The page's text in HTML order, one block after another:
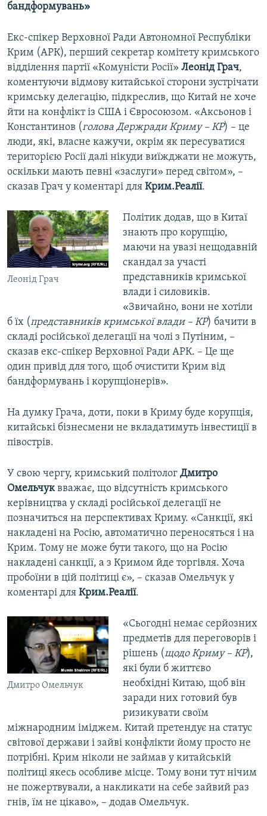
бандформувань»
Екс-спікер Верховної Ради Автономної Республіки
Крим (АРК), перший секретар комітету кримського
відділення партії «Комуністи Росії» Леонід Грач,
коментуючи відмову китайської сторони зустрічати
кримську делегацію, підкреслив, що Китай не хоче
йти на конфлікт із США і Євросоюзом. «Аксьонов і
Константинов (голова Держради Криму – КР) – це
люди, які, власне кажучи, окрім як пересуватися
територією Росії далі нікуди виїжджати не можуть,
оскільки мають певні «заслуги» перед світом», –
сказав Грач у коментарі для Крим.Реалії.
Леонід Грач
Політик додав, що в Китаї
знають про корупцію,
маючи на увазі нещодавній
скандал за участі
представників кримської
влади і силовиків.
«Звичайно, вони не хотіли
б їх (представників кримської влади – КР) бачити в
складі російської делегації на чолі з Путіним, –
сказав екс-спікер Верховної Ради АРК. – Це ще
один привід для того, щоб очистити Крим від
бандформувань і корупціонерів».
На думку Грача, доти, поки в Криму буде корупція,
китайські бізнесмени не вкладатимуть інвестиції в
півострів.
У свою чергу, кримський політолог Дмитро
Омельчуквважає, що відсутність кримського
керівництва у складі російської делегації не
позначиться на перспективах Криму. «Санкції, які
накладені на Росію, автоматично переносяться і на
Крим. Тому не може бути такого, що на Росію
накладені санкції, а з Кримом йде торгівля. Хоча
пробоїни в цій політиці є», – сказав Омельчук у
коментарі для Крим.Реалії.
Дмитро Омельчук
«Сьогодні немає серйозних
предметів для переговорів і
рішень (щодо Криму – КР),
які були б життєво
необхідні Китаю, щоб він
заради них готовий був
ризикувати своїм
міжнародним іміджем. Китай претендує на статус
світової держави і зайві конфлікти йому просто не
потрібні. Крим ніколи не займав у китайській
політиці якесь особливе місце. Тому вони тут нічим
не пожертвували, а накликати на себе зайвий раз
гнів, їм не цікаво», – додав Омельчук.